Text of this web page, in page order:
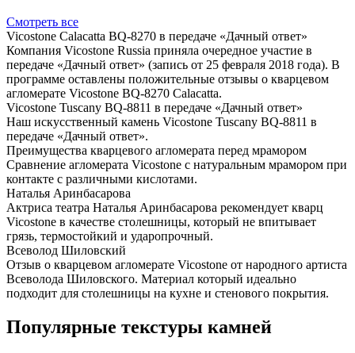
Смотреть все
Vicostone Calacatta BQ-8270 в передаче «Дачный ответ»
Компания Vicostone Russia приняла очередное участие в
передаче «Дачный ответ» (запись от 25 февраля 2018 года). В
программе оставлены положительные отзывы о кварцевом
агломерате Vicostone BQ-8270 Calacatta.
Vicostone Tuscany BQ-8811 в передаче «Дачный ответ»
Наш искусственный камень Vicostone Tuscany BQ-8811 в
передаче «Дачный ответ».
Преимущества кварцевого агломерата перед мрамором
Сравнение агломерата Vicostone с натуральным мрамором при
контакте с различными кислотами.
Наталья Аринбасарова
Актриса театра Наталья Аринбасарова рекомендует кварц
Vicostone в качестве столешницы, который не впитывает
грязь, термостойкий и ударопрочный.
Всеволод Шиловский
Отзыв о кварцевом агломерате Vicostone от народного артиста
Всеволода Шиловского. Материал который идеально
подходит для столешницы на кухне и стенового покрытия.
Популярные текстуры камней